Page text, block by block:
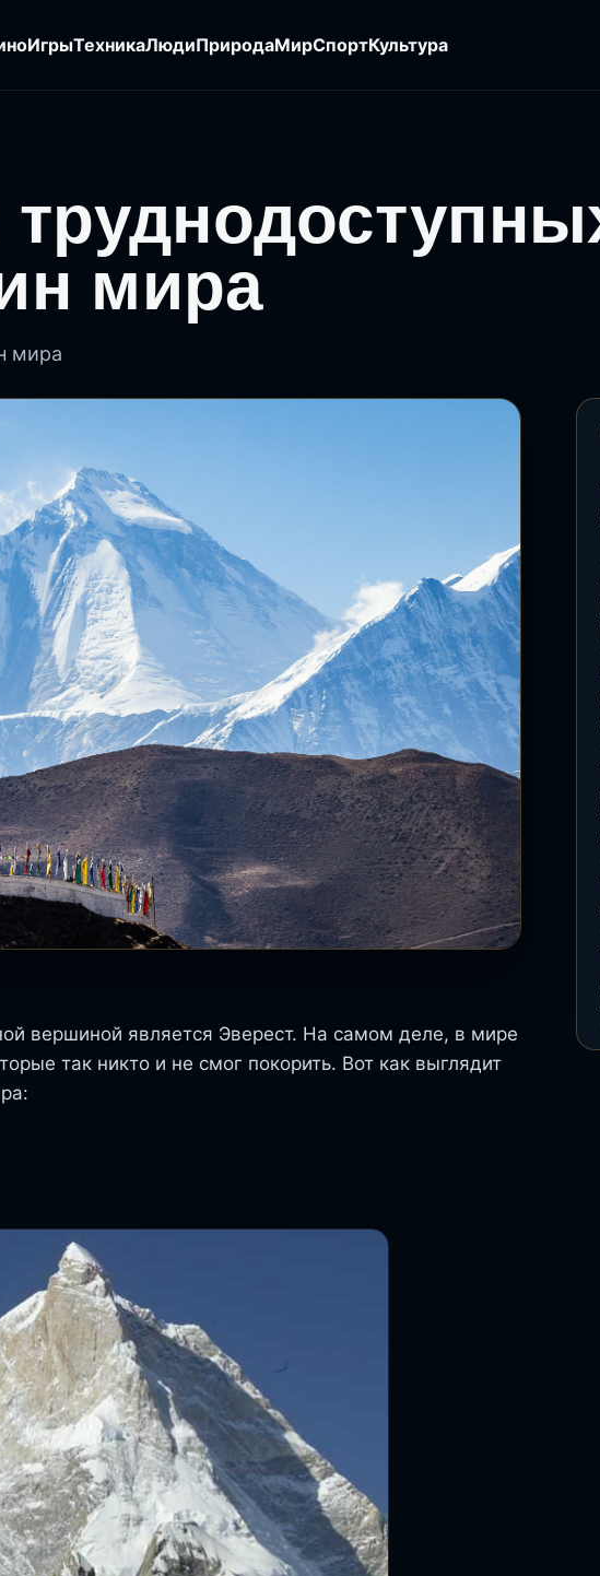
ИгрыТехникаЛюдиПриродаМирСпортКультура
мира
мира
вершиной является Эверест. На самом деле, в мире
так никто и не смог покорить. Вот как выглядит